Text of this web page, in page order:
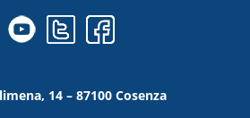
14 – 87100 Cosenza